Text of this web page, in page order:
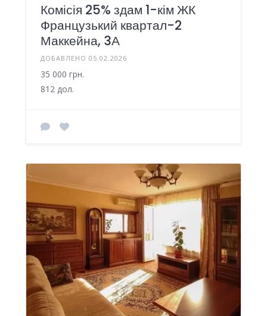
Комісія 25% здам 1-кім ЖК
Французький квартал-2
Маккейна, 3А
ДОБАВЛЕНО 05.02.2026
35 000 грн.
812 дол.